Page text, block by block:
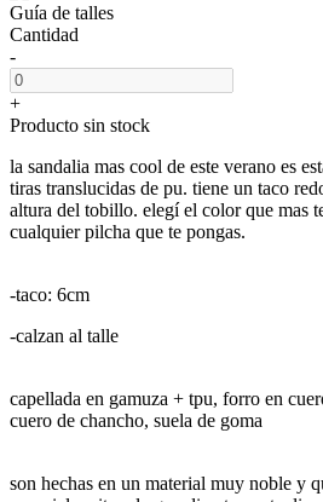
Guía de talles
Cantidad
-
+
Producto sin stock
la sandalia mas cool de este verano es
tiras translucidas de pu. tiene un taco
altura del tobillo. elegí el color que mas
cualquier pilcha que te pongas.
-taco: 6cm
-calzan al talle
capellada en gamuza + tpu, forro en
cuero de chancho, suela de goma
son hechas en un material muy noble y